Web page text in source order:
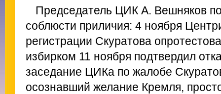
Председатель ЦИК А. Вешняков
соблюсти приличия: 4 ноября
регистрации Скуратова
избирком 11 ноября подтвердил
заседание ЦИКа по жалобе
осознавший желание Кремля,